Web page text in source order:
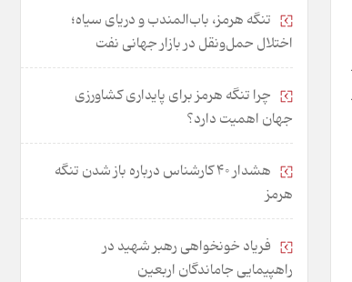
تنگه هرمز، باب‌المندب و دریای سیاه؛
اختلال حمل‌ونقل در بازار جهانی نفت
چرا تنگه هرمز برای پایداری کشاورزی
جهان اهمیت دارد؟
هشدار 40 کارشناس درباره باز شدن تنگه
هرمز
فریاد خونخواهی رهبر شهید در
راهپیمایی جاماندگان اربعین